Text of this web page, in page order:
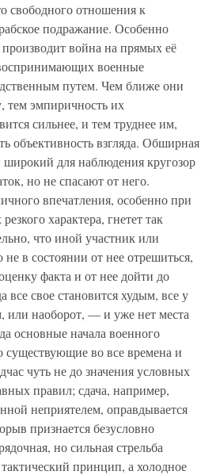
свободного отношения к
подражание. Особенно
война на прямых её
военные
путем. Чем ближе они
тем эмпиричность их
сильнее, и тем труднее им,
объективность взгляда. Обширная
широкий для наблюдения кругозор
но не спасают от него.
впечатления, особенно при
характера, гнетет так
что иной участник или
в состоянии от нее отрешиться,
факта и от нее дойти до
все свое становится худым, все у
или наоборот, — и уже нет места
основные начала военного
существующие во все времена и
чуть не до значения условных
правил; сдача, например,
неприятелем, оправдывается
признается безусловно
но сильная стрельба
тактический принцип, а холодное